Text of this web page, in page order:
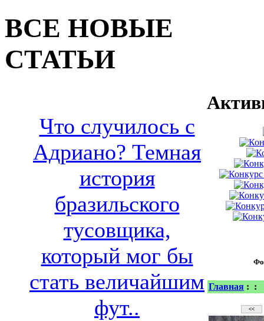
ВСЕ НОВЫЕ
СТАТЬИ
Что случилось с
Адриано? Темная
история
бразильского
тусовщика,
который мог бы
стать величайшим
фут..
Главная : :